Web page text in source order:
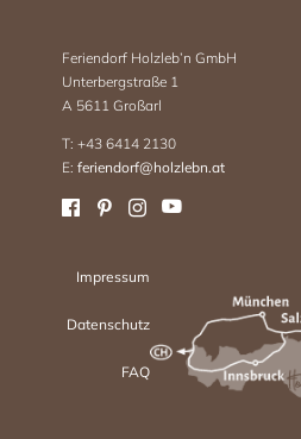
Feriendorf Holzleb’n GmbH
Unterbergstraße 1
A 5611 Großarl
T: +43 6414 2130
E:feriendorf@holzlebn.at
Impressum
Datenschutz
FAQ